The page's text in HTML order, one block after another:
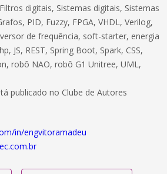
digitais, Sistemas digitais, Sistemas
PID, Fuzzy, FPGA, VHDL, Verilog,
de frequência, soft-starter, energia
JS, REST, Spring Boot, Spark, CSS,
robô NAO, robô G1 Unitree, UML,
publicado no Clube de Autores
in/engvitoramadeu